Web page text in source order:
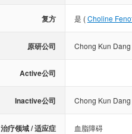
复方 是 (Choline
原研公司 Chong Kun
Active公司
Inactive公司 Chong Kun
治疗领域 / 适应症 血脂障碍